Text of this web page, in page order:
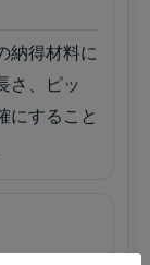
納得材料に
さ、ピッ
にすること